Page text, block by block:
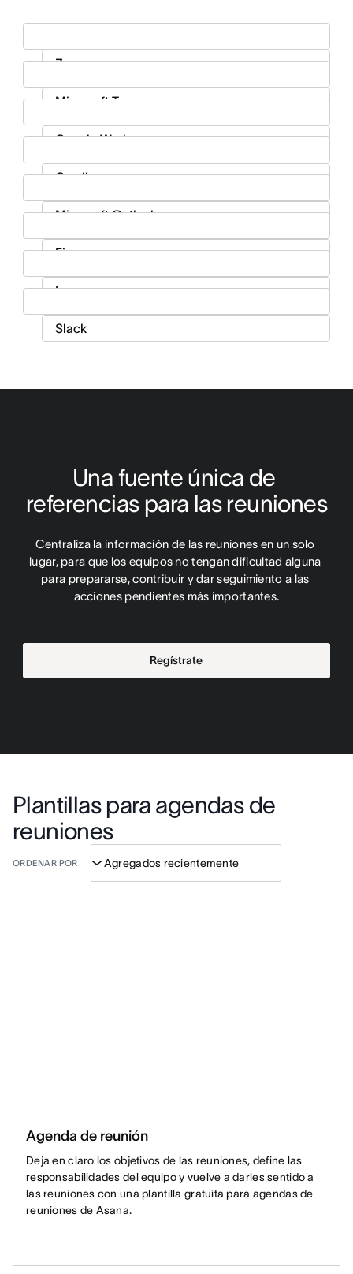
Una fuente única de
referencias para las reuniones
Centraliza la información de las reuniones en un solo
lugar, para que los equipos no tengan dificultad alguna
para prepararse, contribuir y dar seguimiento a las
acciones pendientes más importantes.
Regístrate
Plantillas para agendas de
reuniones
ORDENAR POR
Agenda de reunión
Deja en claro los objetivos de las reuniones, define las
responsabilidades del equipo y vuelve a darles sentido a
las reuniones con una plantilla gratuita para agendas de
reuniones de Asana.